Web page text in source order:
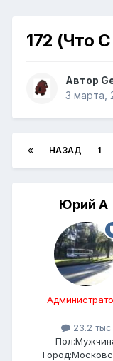
172 (Что
Автор
3 марта,
НАЗАД 1
Юрий А
23.2 тыс
Пол:
Город: